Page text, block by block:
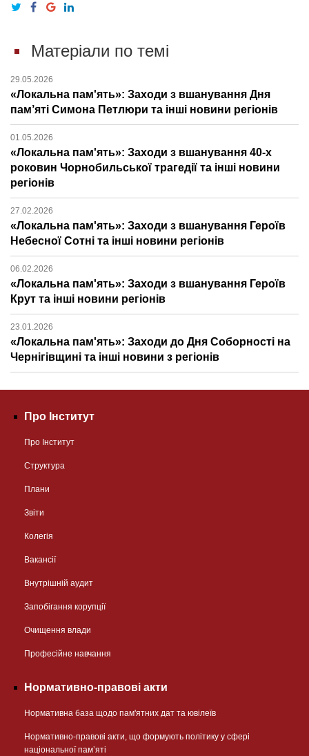
Матеріали по темі
29.05.2026
«Локальна пам'ять»: Заходи з вшанування Дня
пам’яті Симона Петлюри та інші новини регіонів
01.05.2026
«Локальна пам'ять»: Заходи з вшанування 40-х
роковин Чорнобильської трагедії та інші новини
регіонів
27.02.2026
«Локальна пам'ять»: Заходи з вшанування Героїв
Небесної Сотні та інші новини регіонів
06.02.2026
«Локальна пам'ять»: Заходи з вшанування Героїв
Крут та інші новини регіонів
23.01.2026
«Локальна пам'ять»: Заходи до Дня Соборності на
Чернігівщині та інші новини з регіонів
Про Інститут
Про Інститут
Структура
Плани
Звіти
Колегія
Вакансії
Внутрішній аудит
Запобігання корупції
Очищення влади
Професійне навчання
Нормативно-правові акти
Нормативна база щодо пам'ятних дат та ювілеїв
Нормативно-правові акти, що формують політику у сфері
національної памʼяті